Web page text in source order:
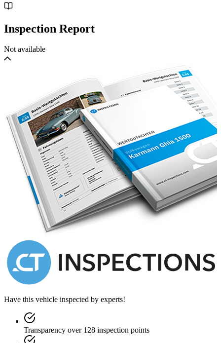
Inspection Report
Not available
Have this vehicle inspected by experts!
Transparency over 128 inspection points